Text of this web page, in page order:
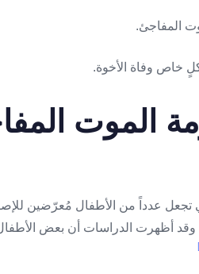
المفاجئ.
الموت
تجعل عدداً من الأطفال مُعرّضين
وقد أظهرت الدراسات أن بعض